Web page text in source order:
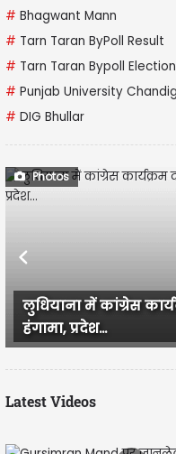
# Bhagwant Mann
# Tarn Taran ByPoll Result
# Tarn Taran Bypoll
# Punjab University
# DIG Bhullar
Photos
में कांग्रेस कार्यक्रम दौरान
Previous
Latest Videos